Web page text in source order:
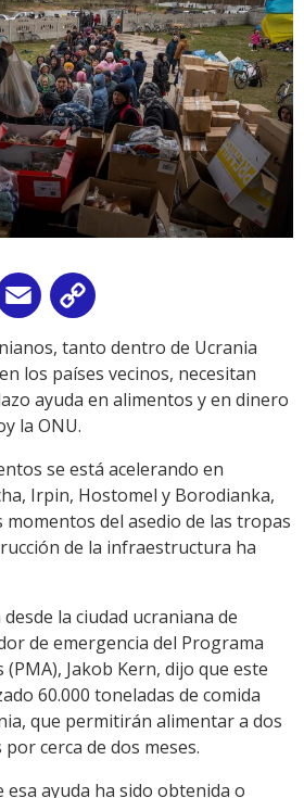
Email
Link
tanto dentro de Ucrania
los países vecinos, necesitan
ayuda en alimentos y en dinero
la ONU.
se está acelerando en
Irpin, Hostomel y Borodianka,
del asedio de las tropas
de la infraestructura ha
la ciudad ucraniana de
de emergencia del Programa
Jakob Kern, dijo que este
60.000 toneladas de comida
que permitirán alimentar a dos
cerca de dos meses.
esa ayuda ha sido obtenida o